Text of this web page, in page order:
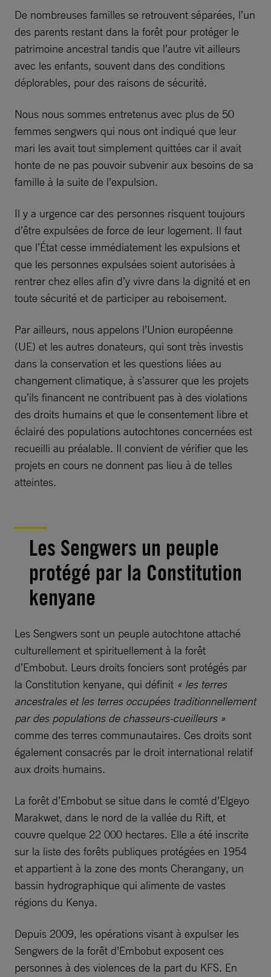
De nombreuses familles se retrouvent séparées, l’un
des parents restant dans la forêt pour protéger le
patrimoine ancestral tandis que l’autre vit ailleurs
avec les enfants, souvent dans des conditions
déplorables, pour des raisons de sécurité.
Nous nous sommes entretenus avec plus de 50
femmes sengwers qui nous ont indiqué que leur
mari les avait tout simplement quittées car il avait
honte de ne pas pouvoir subvenir aux besoins de sa
famille à la suite de l’expulsion.
Il y a urgence car des personnes risquent toujours
d’être expulsées de force de leur logement. Il faut
que l’État cesse immédiatement les expulsions et
que les personnes expulsées soient autorisées à
rentrer chez elles afin d’y vivre dans la dignité et en
toute sécurité et de participer au reboisement.
Par ailleurs, nous appelons l’Union européenne
(UE) et les autres donateurs, qui sont très investis
dans la conservation et les questions liées au
changement climatique, à s’assurer que les projets
qu’ils financent ne contribuent pas à des violations
des droits humains et que le consentement libre et
éclairé des populations autochtones concernées est
recueilli au préalable. Il convient de vérifier que les
projets en cours ne donnent pas lieu à de telles
atteintes.
Les Sengwers un peuple
protégé par la Constitution
kenyane
Les Sengwers sont un peuple autochtone attaché
culturellement et spirituellement à la forêt
d’Embobut. Leurs droits fonciers sont protégés par
la Constitution kenyane, qui définit « les terres
ancestrales et les terres occupées traditionnellement
par des populations de chasseurs-cueilleurs »
comme des terres communautaires. Ces droits sont
également consacrés par le droit international relatif
aux droits humains.
La forêt d’Embobut se situe dans le comté d’Elgeyo
Marakwet, dans le nord de la vallée du Rift, et
couvre quelque 22 000 hectares. Elle a été inscrite
sur la liste des forêts publiques protégées en 1954
et appartient à la zone des monts Cherangany, un
bassin hydrographique qui alimente de vastes
régions du Kenya.
Depuis 2009, les opérations visant à expulser les
Sengwers de la forêt d’Embobut exposent ces
personnes à des violences de la part du KFS. En